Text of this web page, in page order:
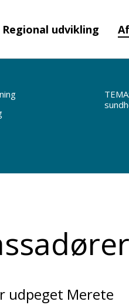
Regional udvikling
udpeget Merete